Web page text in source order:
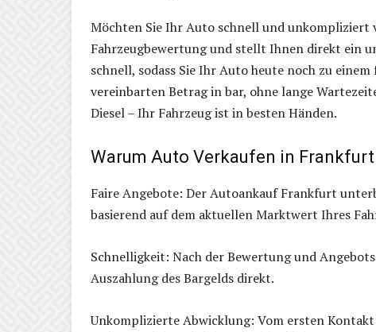
Möchten Sie Ihr Auto schnell und
Fahrzeugbewertung und stellt Ihnen direkt ein
schnell, sodass Sie Ihr Auto heute noch zu
vereinbarten Betrag in bar, ohne lange
Diesel – Ihr Fahrzeug ist in besten Händen.
Warum Auto Verkaufen in
Faire Angebote: Der Autoankauf Frankfurt
basierend auf dem aktuellen Marktwert Ihres
Schnelligkeit: Nach der Bewertung und
Auszahlung des Bargelds direkt.
Unkomplizierte Abwicklung: Vom ersten